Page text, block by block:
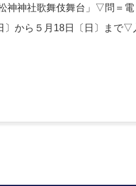
神社歌舞伎舞台」▽問＝電
から５月18日〔日〕まで